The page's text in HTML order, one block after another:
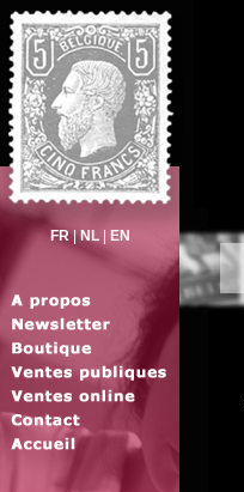
FR|NL| EN